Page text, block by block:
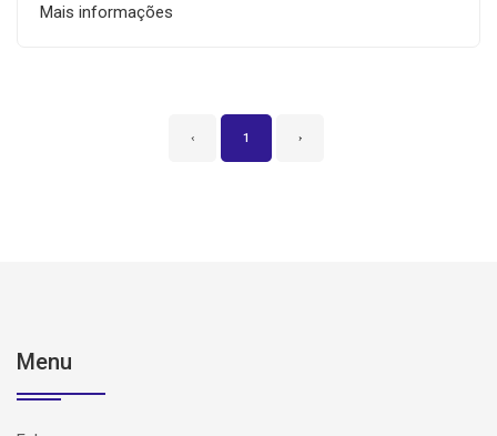
Mais informações
‹ 1 ›
Menu